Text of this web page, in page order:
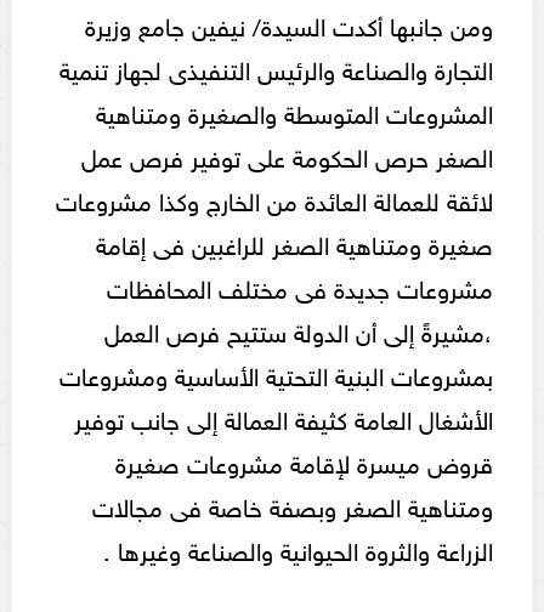
ومن جانبها أكدت السيدة/ نيفين جامع وزيرة
التجارة والصناعة والرئيس التنفيذى لجهاز تنمية
المشروعات المتوسطة والصغيرة ومتناهية
الصغر حرص الحكومة على توفير فرص عمل
لائقة للعمالة العائدة من الخارج وكذا مشروعات
صغيرة ومتناهية الصغر للراغبين فى إقامة
مشروعات جديدة فى مختلف المحافظات
،مشيرةً إلى أن الدولة ستتيح فرص العمل
بمشروعات البنية التحتية الأساسية ومشروعات
الأشغال العامة كثيفة العمالة إلى جانب توفير
قروض ميسرة لإقامة مشروعات صغيرة
ومتناهية الصغر وبصفة خاصة فى مجالات
الزراعة والثروة الحيوانية والصناعة وغيرها .